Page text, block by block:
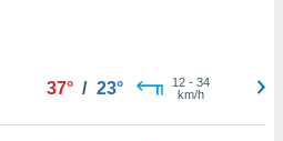
37° / 23° 12- 34
km/h